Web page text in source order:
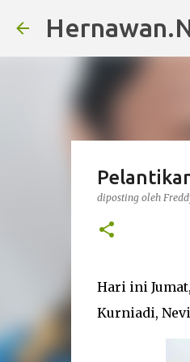
diposting oleh
Hari ini
Kurniadi,